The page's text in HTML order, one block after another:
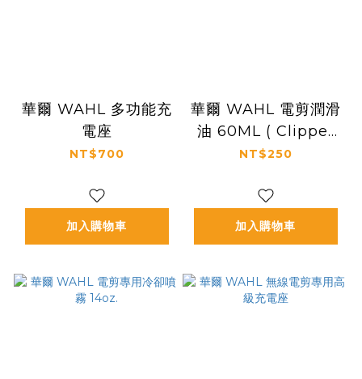
華爾 WAHL 多功能充
電座
NT$700
加入購物車
華爾 WAHL 電剪潤滑
油 60ML ( Clipper
NT$250
加入購物車